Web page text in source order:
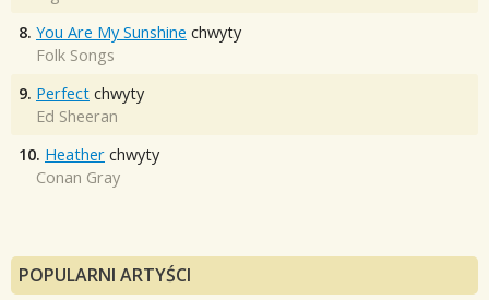
8. You Are My Sunshine chwyty
Folk Songs
9. Perfect chwyty
Ed Sheeran
10. Heather chwyty
Conan Gray
POPULARNI ARTYŚCI